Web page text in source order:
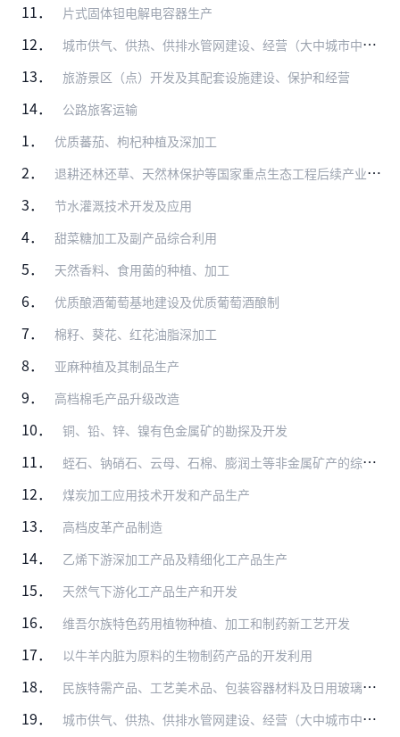
11． 片式固体钽电解电容器生产
12． 城市供气、供热、供排水管网建设、经营（大中城市中方控股）
13． 旅游景区（点）开发及其配套设施建设、保护和经营
14． 公路旅客运输
1． 优质蕃茄、枸杞种植及深加工
2． 退耕还林还草、天然林保护等国家重点生态工程后续产业开发
3． 节水灌溉技术开发及应用
4． 甜菜糖加工及副产品综合利用
5． 天然香料、食用菌的种植、加工
6． 优质酿酒葡萄基地建设及优质葡萄酒酿制
7． 棉籽、葵花、红花油脂深加工
8． 亚麻种植及其制品生产
9． 高档棉毛产品升级改造
10． 铜、铅、锌、镍有色金属矿的勘探及开发
11． 蛭石、钠硝石、云母、石棉、膨润土等非金属矿产的综合利用
12． 煤炭加工应用技术开发和产品生产
13． 高档皮革产品制造
14． 乙烯下游深加工产品及精细化工产品生产
15． 天然气下游化工产品生产和开发
16． 维吾尔族特色药用植物种植、加工和制药新工艺开发
17． 以牛羊内脏为原料的生物制药产品的开发利用
18． 民族特需产品、工艺美术品、包装容器材料及日用玻璃制品生产
19． 城市供气、供热、供排水管网建设、经营（大中城市中方控股）